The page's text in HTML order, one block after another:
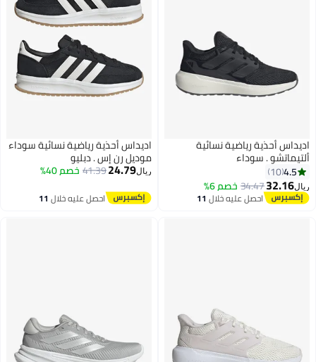
أحذية رياضية نسائية
. سوداء
4.5
10
32.16
34.47خصم 6%
احصل عليه خلال11
اغسطس
اديداس أحذية رياضية نسائية سوداء
موديل رن إس . دبليو
24.79
41.39خصم 40%
احصل عليه خلال11
اغسطس